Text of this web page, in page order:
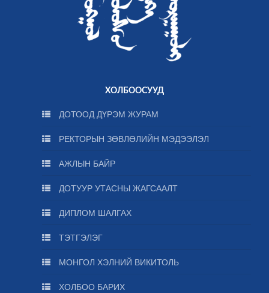
ХОЛБООСУУД
ДОТООД ДҮРЭМ ЖУРАМ
РЕКТОРЫН ЗӨВЛӨЛИЙН МЭДЭЭЛЭЛ
АЖЛЫН БАЙР
ДОТУУР УТАСНЫ ЖАГСААЛТ
ДИПЛОМ ШАЛГАХ
ТЭТГЭЛЭГ
МОНГОЛ ХЭЛНИЙ ВИКИТОЛЬ
ХОЛБОО БАРИХ